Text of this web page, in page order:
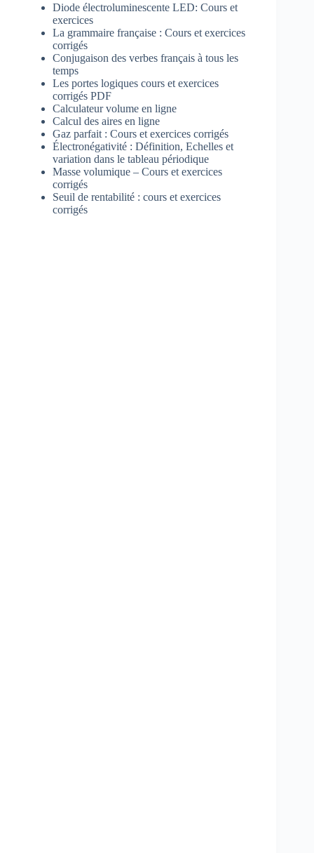
Diode électroluminescente LED: Cours et
exercices
La grammaire française : Cours et exercices
corrigés
Conjugaison des verbes français à tous les
temps
Les portes logiques cours et exercices
corrigés PDF
Calculateur volume en ligne
Calcul des aires en ligne
Gaz parfait : Cours et exercices corrigés
Électronégativité : Définition, Echelles et
variation dans le tableau périodique
Masse volumique – Cours et exercices
corrigés
Seuil de rentabilité : cours et exercices
corrigés